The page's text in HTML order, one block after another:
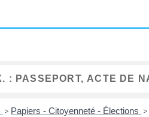
> Papiers - Citoyenneté - Élections >